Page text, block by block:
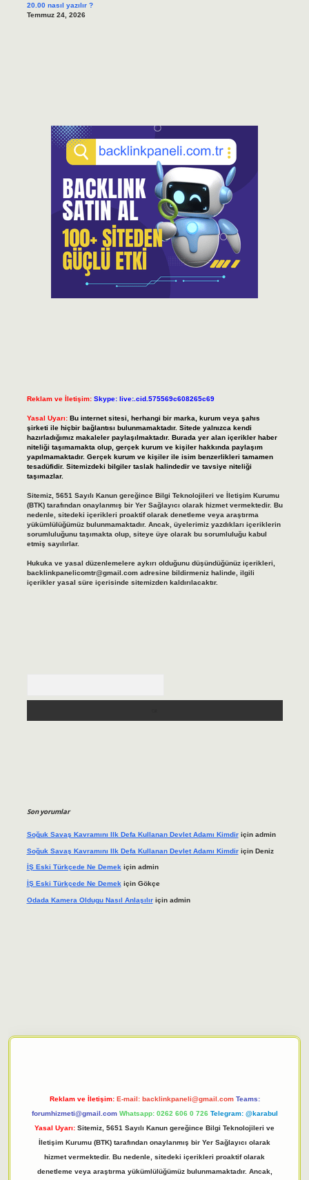
20.00 nasıl yazılır ?
Temmuz 24, 2026
Reklam ve İletişim: Skype: live:.cid.575569c608265c69
Yasal Uyarı: Bu internet sitesi, herhangi bir marka, kurum veya şahıs
şirketi ile hiçbir bağlantısı bulunmamaktadır. Sitede yalnızca kendi
hazırladığımız makaleler paylaşılmaktadır. Burada yer alan içerikler haber
niteliği taşımamakta olup, gerçek kurum ve kişiler hakkında paylaşım
yapılmamaktadır. Gerçek kurum ve kişiler ile isim benzerlikleri tamamen
tesadüfidir. Sitemizdeki bilgiler taslak halindedir ve tavsiye niteliği
taşımazlar.
Sitemiz, 5651 Sayılı Kanun gereğince Bilgi Teknolojileri ve İletişim Kurumu
(BTK) tarafından onaylanmış bir Yer Sağlayıcı olarak hizmet vermektedir. Bu
nedenle, sitedeki içerikleri proaktif olarak denetleme veya araştırma
yükümlülüğümüz bulunmamaktadır. Ancak, üyelerimiz yazdıkları içeriklerin
sorumluluğunu taşımakta olup, siteye üye olarak bu sorumluluğu kabul
etmiş sayılırlar.
Hukuka ve yasal düzenlemelere aykırı olduğunu düşündüğünüz içerikleri,
backlinkpanelicomtr@gmail.comadresine bildirmeniz halinde, ilgili
içerikler yasal süre içerisinde sitemizden kaldırılacaktır.
Son yorumlar
Soğuk Savaş Kavramını Ilk Defa Kullanan Devlet Adamı Kimdiriçin admin
Soğuk Savaş Kavramını Ilk Defa Kullanan Devlet Adamı Kimdiriçin Deniz
İŞ Eski Türkçede Ne Demekiçin admin
İŞ Eski Türkçede Ne Demek için Gökçe
Odada Kamera Oldugu Nasıl Anlaşılıriçin admin
Reklam ve İletişim: E-mail: backlinkpaneli@gmail.com Teams:
forumhizmeti@gmail.com Whatsapp: 0262 606 0 726 Telegram: @karabul
Yasal Uyarı: Sitemiz, 5651 Sayılı Kanun gereğince Bilgi Teknolojileri ve
İletişim Kurumu (BTK) tarafından onaylanmış bir Yer Sağlayıcı olarak
hizmet vermektedir. Bu nedenle, sitedeki içerikleri proaktif olarak
denetleme veya araştırma yükümlülüğümüz bulunmamaktadır. Ancak,